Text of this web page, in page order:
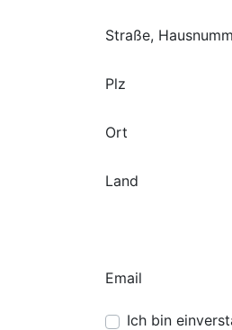
Straße,
Plz
Ort
Land
Email
Ich bin